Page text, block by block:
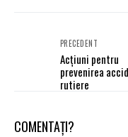
PRECEDENT
Acțiuni pentru
prevenirea
rutiere
COMENTAȚI?